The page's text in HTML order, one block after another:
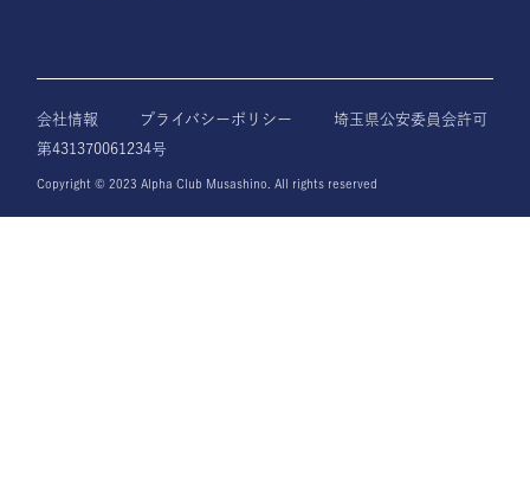
会社情報 プライバシーポリシー
埼玉県公安委員会許可
第431370061234号
Copyright © 2023 Alpha Club Musashino. All rights reserved